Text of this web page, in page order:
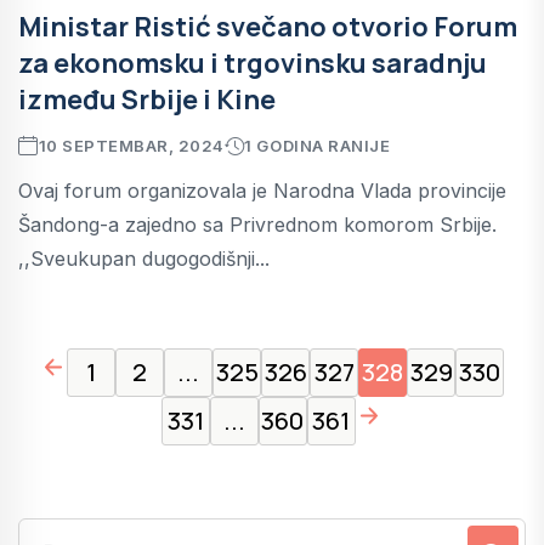
Ministar Ristić svečano otvorio Forum
za ekonomsku i trgovinsku saradnju
između Srbije i Kine
10 SEPTEMBAR, 2024 1 GODINA RANIJE
Ovaj forum organizovala je Narodna Vlada provincije
Šandong-a zajedno sa Privrednom komorom Srbije.
,,Sveukupan dugogodišnji...
page left arrow
1 2 ... 325 326 327 328 329 330
331
... 360 361